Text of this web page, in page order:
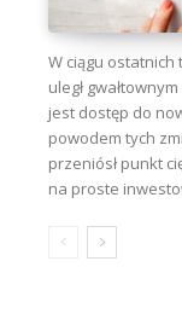
W ciągu
uległ
jest dostęp do
powodem tych
przeniósł punkt
na proste